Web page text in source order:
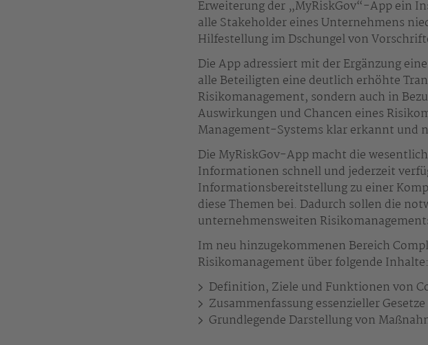
Erweiterung der „MyRiskGov“-App ein
alle Stakeholder eines Unternehmens
Hilfestellung im Dschungel von
Die App adressiert mit der Ergänzung
alle Beteiligten eine deutlich erhöhte
Risikomanagement, sondern auch in
Auswirkungen und Chancen eines
Management-Systems klar erkannt und
Die MyRiskGov-App macht die
Informationen schnell und jederzeit
Informationsbereitstellung zu einer
diese Themen bei. Dadurch sollen die
unternehmensweiten
Im neu hinzugekommenen Bereich
Risikomanagement über folgende Inhalte:
Definition, Ziele und Funktionen von
Zusammenfassung essenzieller
Grundlegende Darstellung von